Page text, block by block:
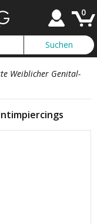
0
Weiblicher Genital-